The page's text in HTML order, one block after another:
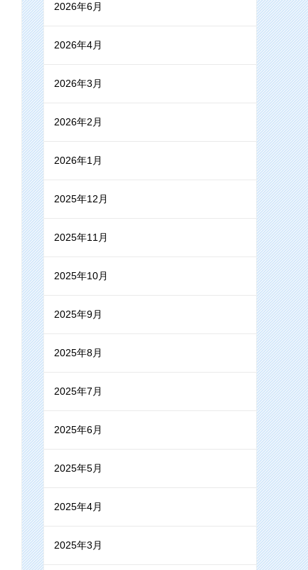
2026年6月
2026年4月
2026年3月
2026年2月
2026年1月
2025年12月
2025年11月
2025年10月
2025年9月
2025年8月
2025年7月
2025年6月
2025年5月
2025年4月
2025年3月